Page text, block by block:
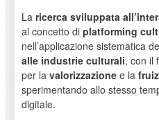
La ricerca sviluppata
al concetto di platforming
nell’applicazione sistematica
alle industrie culturali, con il
per la valorizzazionee la
sperimentando allo stesso
digitale.